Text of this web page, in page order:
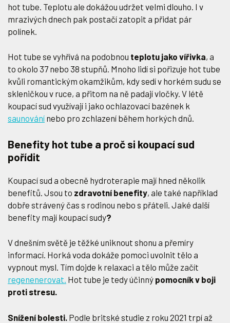
hot tube. Teplotu ale dokážou udržet velmi dlouho. I v
mrazivých dnech pak postačí zatopit a přidat pár
polínek.
Hot tube se vyhřívá na podobnou teplotu jako vířivka, a
to okolo 37 nebo 38 stupňů. Mnoho lidí si pořizuje hot tube
kvůli romantickým okamžikům, kdy sedí v horkém sudu se
skleničkou v ruce, a přitom na ně padají vločky. V létě
koupací sud využívají i jako ochlazovací bazének k
saunování nebo pro zchlazení během horkých dnů.
Benefity hot tube a proč si koupací sud
pořídit
Koupací sud a obecně hydroterapie mají hned několik
benefitů. Jsou to zdravotní benefity, ale také například
dobře strávený čas s rodinou nebo s přáteli. Jaké další
benefity mají koupací sudy?
V dnešním světě je těžké uniknout shonu a přemíry
informací. Horká voda dokáže pomoci uvolnit tělo a
vypnout mysl. Tím dojde k relaxaci a tělo může začít
regenenerovat. Hot tube je tedy účinný pomocník v boji
proti stresu.
Snížení bolesti. Podle britské studie z roku 2021 trpí až